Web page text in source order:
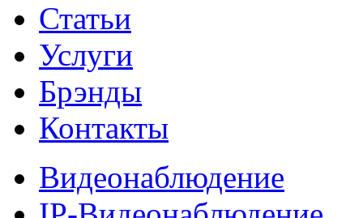
Статьи
Услуги
Брэнды
Контакты
Видеонаблюдение